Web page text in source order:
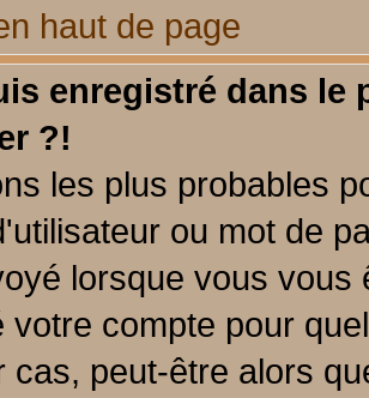
haut de page
enregistré dans le
?!
les plus probables
ou mot de
lorsque vous
votre compte pour
cas, peut-être alors